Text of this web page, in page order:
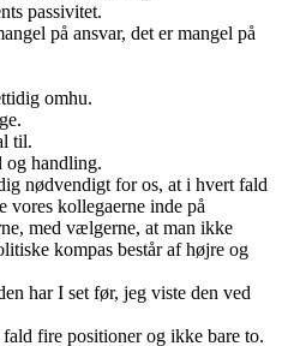
passivitet.
på ansvar, det er mangel på
omhu.
til.
og handling.
nødvendigt for os, at i hvert fald
vores kollegaerne inde på
med vælgerne, at man ikke
kompas består af højre og
har I set før, jeg viste den ved
fire positioner og ikke bare to.